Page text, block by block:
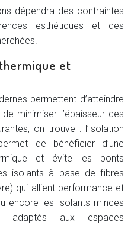
dépendra des contraintes
esthétiques et des
et
permettent d’atteindre
minimiser l’épaisseur des
on trouve : l’isolation
de bénéficier d’une
et évite les ponts
isolants à base de fibres
qui allient performance et
encore les isolants minces
adaptés aux espaces